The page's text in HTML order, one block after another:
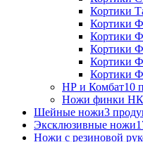
Кортики
Кортики
Кортики
Кортики
Кортики
Кортики
НР и Комбат10
Ножи финки
Шейные ножи3
Эксклюзивные ножи
Ножи с резиновой